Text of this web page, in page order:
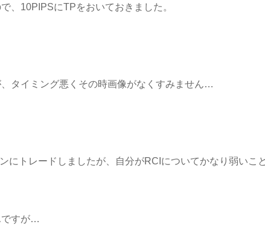
、10PIPSにTPをおいておきました。
タイミング悪くその時画像がなくすみません…
にトレードしましたが、自分がRCIについてかなり弱いこ
ですが…